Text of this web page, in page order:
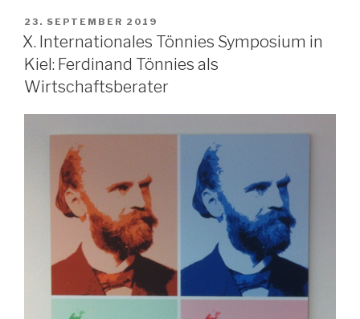
VERÖFFENTLICHT
AM
23. SEPTEMBER 2019
X. Internationales Tönnies Symposium in
Kiel: Ferdinand Tönnies als
Wirtschaftsberater